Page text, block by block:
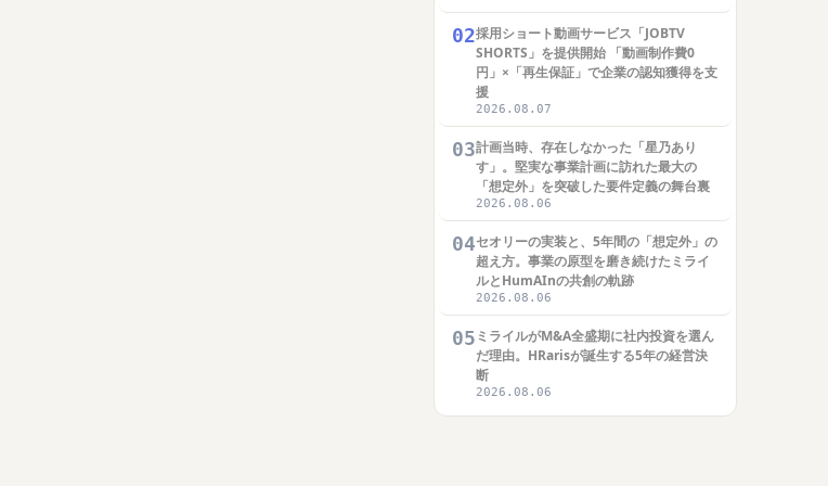
02採用ショート動画サービス「JOBTV
SHORTS」を提供開始 「動画制作費0
円」×「再生保証」で企業の認知獲得を支
援
2026.08.07
03計画当時、存在しなかった「星乃あり
す」。堅実な事業計画に訪れた最大の
「想定外」を突破した要件定義の舞台裏
2026.08.06
04セオリーの実装と、5年間の「想定外」の
超え方。事業の原型を磨き続けたミライ
ルとHumAInの共創の軌跡
2026.08.06
05 ミライルがM&A全盛期に社内投資を選ん
だ理由。HRarisが誕生する5年の経営決
断
2026.08.06